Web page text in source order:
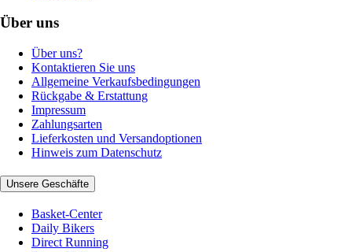
Über uns
Über uns?
Kontaktieren Sie uns
Allgemeine Verkaufsbedingungen
Rückgabe & Erstattung
Impressum
Zahlungsarten
Lieferkosten und Versandoptionen
Hinweis zum Datenschutz
Unsere Geschäfte
Basket-Center
Daily Bikers
Direct Running